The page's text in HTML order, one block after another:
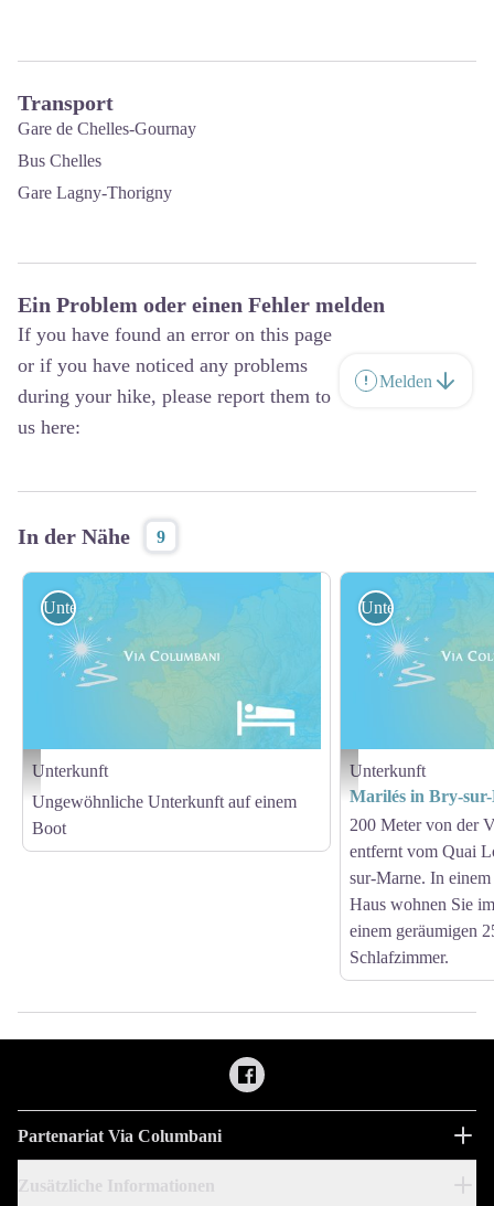
Transport
Gare de Chelles-Gournay
Bus Chelles
Gare Lagny-Thorigny
Ein Problem oder einen Fehler melden
If you have found an error on this page
or if you have noticed any problems
during your hike, please report them to
us here:
Melden
In der Nähe 9
Hébergement - Via Columbani
Unterkunft
Unterkunft
Ungewöhnliche Unterkunft auf einem
Boot
Hébergement - Via
Unterkunft
Unterkunft
Marilés in Bry-
200 Meter von der
entfernt vom Quai
sur-Marne. In
Haus wohnen Sie
einem geräumigen
Schlafzimmer.
Partenariat Via Columbani
Zusätzliche Informationen